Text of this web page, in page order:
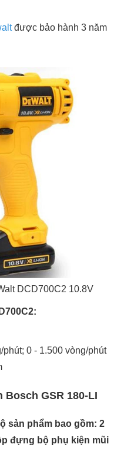
được bảo hành 3 năm
DCD700C2 10.8V
0 - 1.500 vòng/phút
GSR 180-LI
sản phẩm bao gồm: 2
đựng bộ phụ kiện mũi